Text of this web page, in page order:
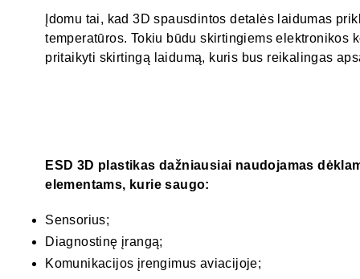
Įdomu tai, kad 3D spausdintos detalės laidumas
temperatūros. Tokiu būdu skirtingiems elektronikos
pritaikyti skirtingą laidumą, kuris bus reikalingas
ESD 3D plastikas dažniausiai naudojamas
elementams, kurie saugo:
Sensorius;
Diagnostinę įrangą;
Komunikacijos įrengimus aviacijoje;